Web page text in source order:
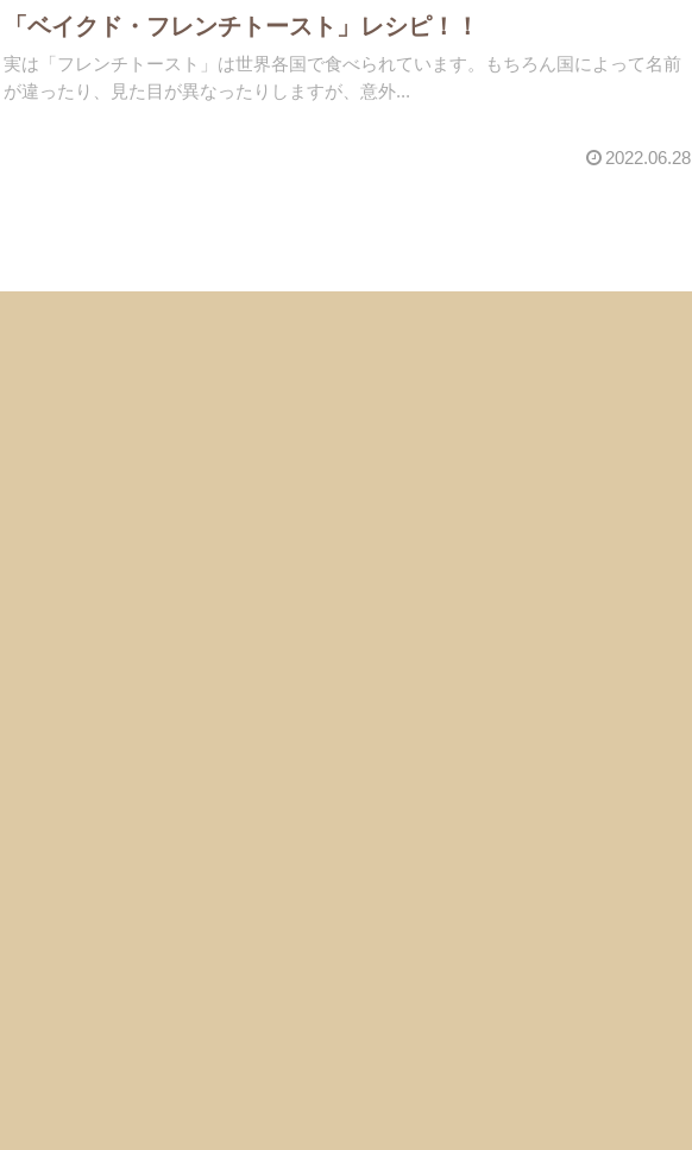
「ベイクド・フレンチトースト」レシピ！！
実は「フレンチトースト」は世界各国で食べられています。もちろん国によって名前
が違ったり、見た目が異なったりしますが、意外...
2022.06.28